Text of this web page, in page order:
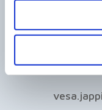
Pyydä
Kysy lisää